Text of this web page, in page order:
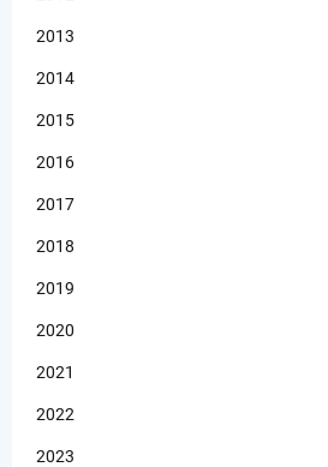
2013
2014
2015
2016
2017
2018
2019
2020
2021
2022
2023